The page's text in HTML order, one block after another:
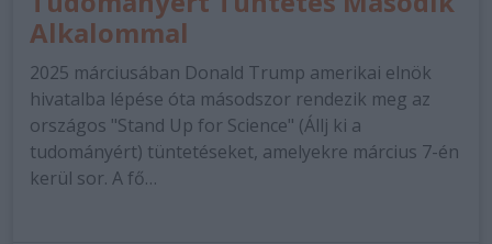
Alkalommal
2025 márciusában Donald Trump amerikai elnök
hivatalba lépése óta másodszor rendezik meg az
országos "Stand Up for Science" (Állj ki a
tudományért) tüntetéseket, amelyekre március 7-én
kerül sor. A fő…